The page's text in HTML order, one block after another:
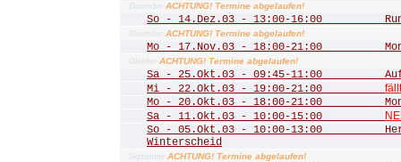
Dezember ACHTUNG! Termine abgelaufen!
So - 14.Dez.03 - 13:00-16:00 Rund
November ACHTUNG! Termine abgelaufen!
Mo - 17.Nov.03 - 18:00-21:00
Oktober ACHTUNG! Termine abgelaufen!
Sa - 25.Okt.03 - 09:45-11:00
Mi - 22.Okt.03 - 19:00-21:00
Mo - 20.Okt.03 - 18:00-21:00
Sa - 11.Okt.03 - 10:00-15:00
So - 05.Okt.03 - 10:00-13:00
Winterscheid
September ACHTUNG! Termine abgelaufen!